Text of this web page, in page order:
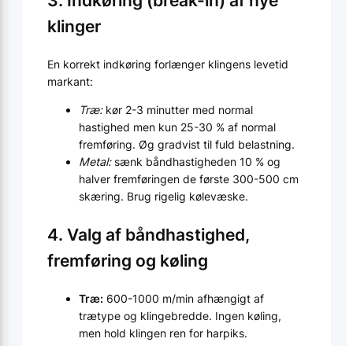
klinger
En korrekt indkøring forlænger klingens levetid
markant:
Træ:kør 2-3 minutter med normal
hastighed men kun 25-30 % af normal
fremføring. Øg gradvist til fuld belastning.
Metal:sænk båndhastigheden 10 % og
halver fremføringen de første 300-500 cm
skæring. Brug rigelig kølevæske.
4. Valg af båndhastighed,
fremføring og køling
Træ: 600-1000 m/min afhængigt af
trætype og klingebredde. Ingen køling,
men hold klingen ren for harpiks.